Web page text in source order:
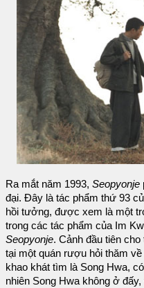
Ra mắt năm 1993, Seopyonje
đại. Đây là tác phẩm thứ 93
hồi tưởng, được xem là một
trong các tác phẩm của Im
Seopyonje. Cảnh đầu tiên
tại một quán rượu hỏi thăm
khao khát tìm là Song Hwa,
nhiên Song Hwa không ở